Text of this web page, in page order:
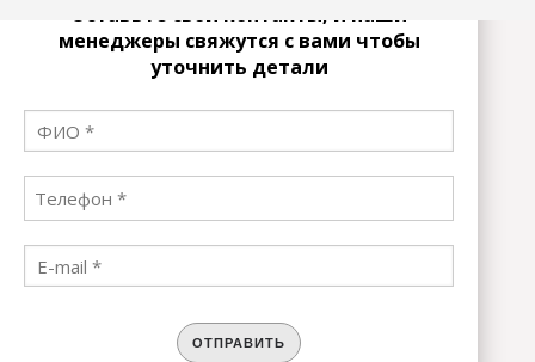
Оставьте свои контакты, и наши
менеджеры свяжутся с вами чтобы
уточнить детали
ОТПРАВИТЬ